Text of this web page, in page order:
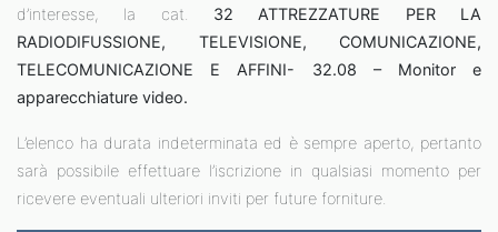
d’interesse, la cat. 32 ATTREZZATURE PER LA
RADIODIFUSSIONE, TELEVISIONE, COMUNICAZIONE,
TELECOMUNICAZIONE E AFFINI- 32.08 – Monitor e
apparecchiature video.
L’elenco ha durata indeterminata ed è sempre aperto, pertanto
sarà possibile effettuare l’iscrizione in qualsiasi momento per
ricevere eventuali ulteriori inviti per future forniture.